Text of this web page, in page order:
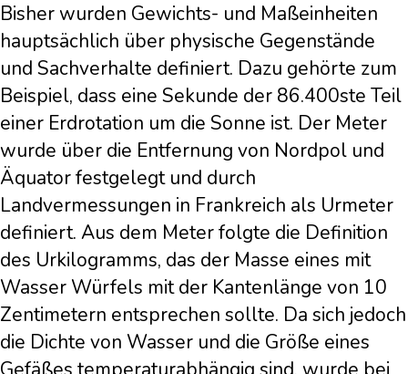
Bisher wurden Gewichts- und Maßeinheiten
hauptsächlich über physische Gegenstände
und Sachverhalte definiert. Dazu gehörte zum
Beispiel, dass eine Sekunde der 86.400ste Teil
einer Erdrotation um die Sonne ist. Der Meter
wurde über die Entfernung von Nordpol und
Äquator festgelegt und durch
Landvermessungen in Frankreich als Urmeter
definiert. Aus dem Meter folgte die Definition
des Urkilogramms, das der Masse eines mit
Wasser Würfels mit der Kantenlänge von 10
Zentimetern entsprechen sollte. Da sich jedoch
die Dichte von Wasser und die Größe eines